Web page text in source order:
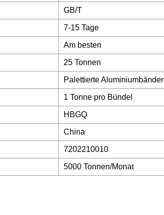
GB/T
7-15 Tage
Am besten
25 Tonnen
Palettierte Aluminiumbänder
1 Tonne pro Bündel
HBGQ
China
7202210010
5000 Tonnen/Monat